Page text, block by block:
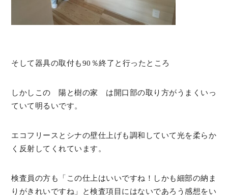
そして器具の取付も90％終了と行ったところ
しかしこの 陽と樹の家 は開口部の取り方がうまくいっ
ていて明るいです。
エコフリースとシナの壁仕上げも調和していて光を柔らか
く反射してくれています。
検査員の方も「この仕上はいいですね！しかも細部の納ま
りがきれいですね」と検査項目にはないであろう感想をい